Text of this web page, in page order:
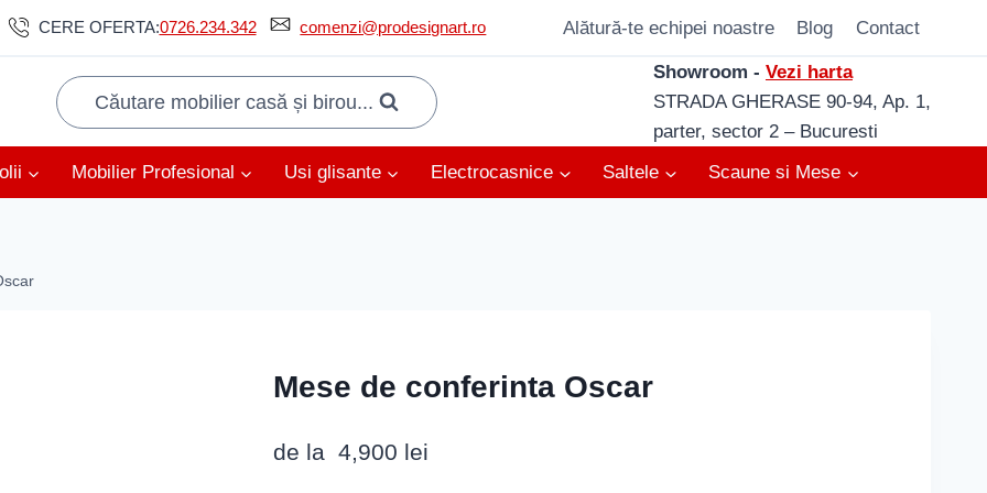
CERE OFERTA:0726.234.342 comenzi@prodesignart.ro Alătură-te echipei noastre Blog Contact
Căutare mobilier casă și birou...
Showroom - Vezi harta
STRADA GHERASE 90-94, Ap. 1,
parter, sector 2 – Bucuresti
Mobilier Profesional Usi glisante Electrocasnice Saltele Scaune si Mese
Mese de conferinta Oscar
de la 4,900 lei